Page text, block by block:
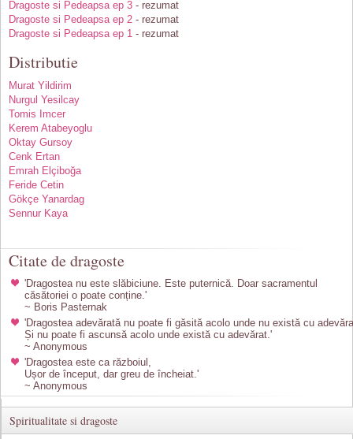
Dragoste si Pedeapsa ep 3 - rezumat
Dragoste si Pedeapsa ep 2 - rezumat
Dragoste si Pedeapsa ep 1 - rezumat
Distributie
Murat Yildirim
Nurgul Yesilcay
Tomis Imcer
Kerem Atabeyoglu
Oktay Gursoy
Cenk Ertan
Emrah Elçiboğa
Feride Cetin
Gökçe Yanardag
Sennur Kaya
Citate de dragoste
'Dragostea nu este slăbiciune. Este puternică. Doar sacramentul
căsătoriei o poate conține.'
~ Boris Pasternak
'Dragostea adevărată nu poate fi găsită acolo unde nu există cu
Și nu poate fi ascunsă acolo unde există cu adevărat.'
~ Anonymous
'Dragostea este ca războiul,
Ușor de început, dar greu de încheiat.'
~ Anonymous
Spiritualitate si dragoste